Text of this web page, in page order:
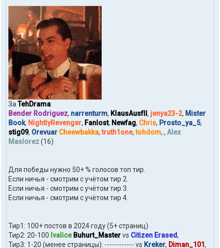
е
л
я
t
o
h
d
o
m
ЗаTehDrama:
Bender Rodriguez, narrenturm, KlausAusfII , jenya23-2, Mister
Book, NightlyRevenger, Fanlost, Newfag, Chris, Prosto_ya_5,
stig09, Orevuar Cheewbakka,truth1one,tohdom, , Alex
Maslorez(16)
Для победы нужно 50+ % голосов топ тир.
Если ничья - смотрим с учётом тир 2.
Если ничья - смотрим с учётом тир 3.
Если ничья - смотрим с учётом тир 4.
Тир1: 100+ постов в 2024 году (5+ страниц)
Тир2: 20-100 Ivalice Buhurt_Mastervs Citizen Erased,
Тир3: 1-20 (менее страницы): ------------ vs Kreker, Diman_101 ,